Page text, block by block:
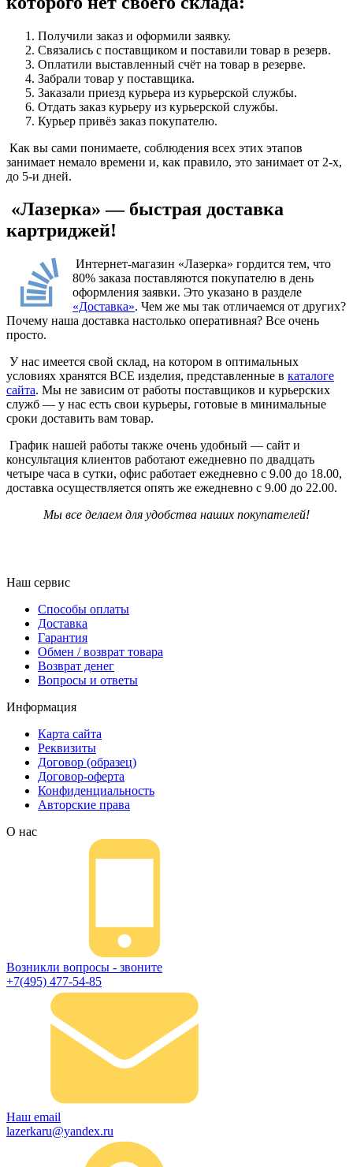
Получили заказ и оформили заявку.
Связались с поставщиком и поставили товар в резерв.
Оплатили выставленный счёт на товар в резерве.
Забрали товар у поставщика.
Заказали приезд курьера из курьерской службы.
Отдать заказ курьеру из курьерской службы.
Курьер привёз заказ покупателю.
Как вы сами понимаете, соблюдения всех этих этапов
занимает немало времени и, как правило, это занимает от 2-х,
до 5-и дней.
«Лазерка» — быстрая доставка
картриджей!
Интернет-магазин «Лазерка» гордится тем, что
80% заказа поставляются покупателю в день
оформления заявки. Это указано в разделе
«Доставка». Чем же мы так отличаемся от других?
Почему наша доставка настолько оперативная? Все очень
просто.
У нас имеется свой склад, на котором в оптимальных
условиях хранятся ВСЕ изделия, представленные в каталоге
сайта. Мы не зависим от работы поставщиков и курьерских
служб — у нас есть свои курьеры, готовые в минимальные
сроки доставить вам товар.
График нашей работы также очень удобный — сайт и
консультация клиентов работают ежедневно по двадцать
четыре часа в сутки, офис работает ежедневно с 9.00 до 18.00,
доставка осуществляется опять же ежедневно с 9.00 до 22.00.
Мы все делаем для удобства наших покупателей!
Наш сервис
Способы оплаты
Доставка
Гарантия
Обмен / возврат товара
Возврат денег
Вопросы и ответы
Информация
Карта сайта
Реквизиты
Договор (образец)
Договор-оферта
Конфиденциальность
Авторские права
О нас
Возникли вопросы - звоните
+7(495) 477-54-85
Наш email
lazerkaru@yandex.ru